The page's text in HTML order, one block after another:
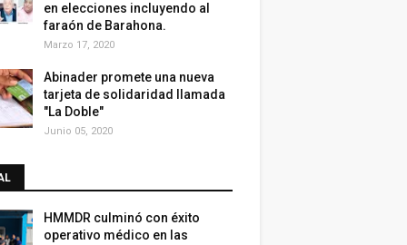
en elecciones incluyendo al
faraón de Barahona.
Marzo 17, 2020
Abinader promete una nueva
tarjeta de solidaridad llamada
"La Doble"
Junio 05, 2020
HMMDR culminó con éxito
operativo médico en las